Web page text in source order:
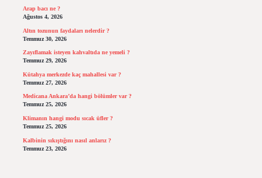
Arap bacı ne ?
Ağustos 4, 2026
Altın tozunun faydaları nelerdir ?
Temmuz 30, 2026
Zayıflamak isteyen kahvaltıda ne yemeli ?
Temmuz 29, 2026
Kütahya merkezde kaç mahallesi var ?
Temmuz 27, 2026
Medicana Ankara’da hangi bölümler var ?
Temmuz 25, 2026
Klimanın hangi modu sıcak üfler ?
Temmuz 25, 2026
Kalbinin sıkıştığını nasıl anlarız ?
Temmuz 23, 2026